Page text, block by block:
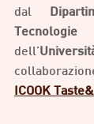
dal
dell’
ICOOK